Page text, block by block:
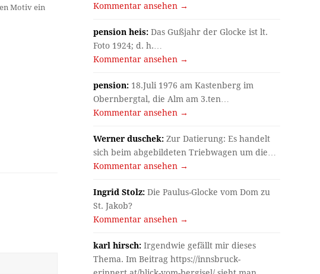
Motiv ein
Kommentar ansehen →
pension heis: Das Gußjahr der Glocke ist lt.
Foto 1924; d. h.…
Kommentar ansehen →
pension: 18.Juli 1976 am Kastenberg im
Obernbergtal, die Alm am 3.ten…
Kommentar ansehen →
Werner duschek: Zur Datierung: Es handelt
sich beim abgebildeten Triebwagen um die…
Kommentar ansehen →
Ingrid Stolz: Die Paulus-Glocke vom Dom zu
St. Jakob?
Kommentar ansehen →
karl hirsch: Irgendwie gefällt mir dieses
Thema. Im Beitrag https://innsbruck-